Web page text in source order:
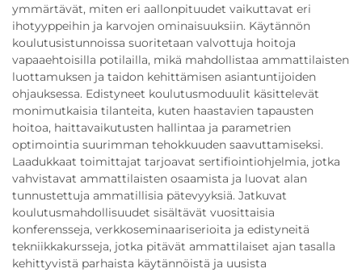
ymmärtävät, miten eri aallonpituudet vaikuttavat eri
ihotyyppeihin ja karvojen ominaisuuksiin. Käytännön
koulutusistunnoissa suoritetaan valvottuja hoitoja
vapaaehtoisilla potilailla, mikä mahdollistaa ammattilaisten
luottamuksen ja taidon kehittämisen asiantuntijoiden
ohjauksessa. Edistyneet koulutusmoduulit käsittelevät
monimutkaisia tilanteita, kuten haastavien tapausten
hoitoa, haittavaikutusten hallintaa ja parametrien
optimointia suurimman tehokkuuden saavuttamiseksi.
Laadukkaat toimittajat tarjoavat sertifiointiohjelmia, jotka
vahvistavat ammattilaisten osaamista ja luovat alan
tunnustettuja ammatillisia pätevyyksiä. Jatkuvat
koulutusmahdollisuudet sisältävät vuosittaisia
konferensseja, verkkoseminaariserioita ja edistyneitä
tekniikkakursseja, jotka pitävät ammattilaiset ajan tasalla
kehittyvistä parhaista käytännöistä ja uusista